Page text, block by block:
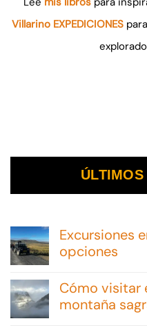
Villarino EXPEDICIONES
Excursiones
opciones
hay
comentarios
en
Excursiones
Cómo visitar
montaña